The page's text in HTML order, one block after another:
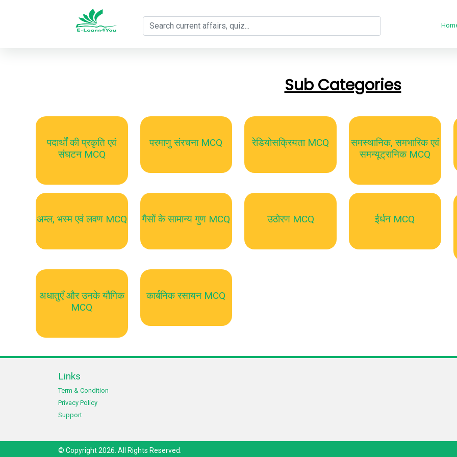
Sub Categories
पदार्थों की प्रकृति एवं
संघटन MCQ
परमाणु संरचना MCQ रेडियोसक्रियता MCQ
समस्थानिक, समभारिक एवं
समन्यूट्रानिक MCQ
अम्ल, भस्म एवं लवण MCQ गैसों के सामान्य गुण MCQ उठोरण MCQ ईर्धन MCQ
अधातुएँ और उनके यौगिक
MCQ
कार्बनिक रसायन MCQ
Links
Term & Condition
Privacy Policy
Support
© Copyright 2026. All Rights Reserved.